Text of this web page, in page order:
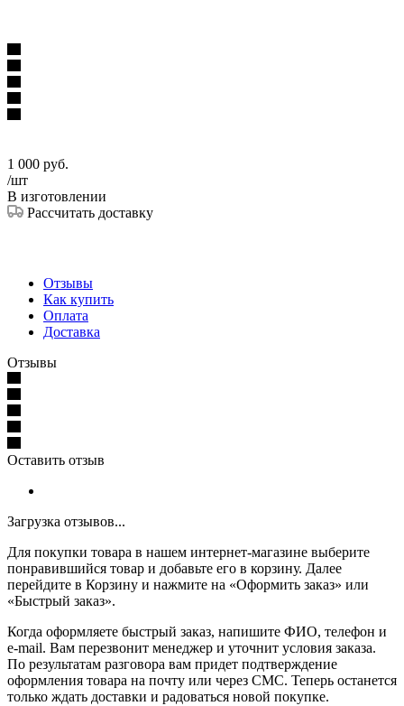
1 000 руб.
/шт
В изготовлении
Рассчитать доставку
Отзывы
Как купить
Оплата
Доставка
Отзывы
Оставить отзыв
Загрузка отзывов...
Для покупки товара в нашем интернет-магазине выберите
понравившийся товар и добавьте его в корзину. Далее
перейдите в Корзину и нажмите на «Оформить заказ» или
«Быстрый заказ».
Когда оформляете быстрый заказ, напишите ФИО, телефон и
e-mail. Вам перезвонит менеджер и уточнит условия заказа.
По результатам разговора вам придет подтверждение
оформления товара на почту или через СМС. Теперь останется
только ждать доставки и радоваться новой покупке.